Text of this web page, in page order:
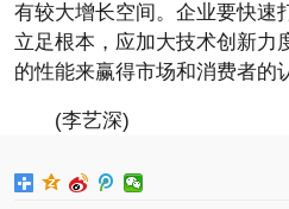
有较大增长空间。企业要快速
立足根本，应加大技术创新力
的性能来赢得市场和消费者的
(李艺深)